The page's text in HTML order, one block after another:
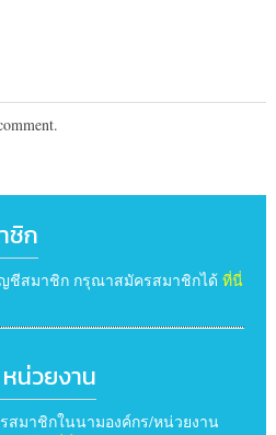
ชิก
ชีสมาชิก กรุณาสมัครสมาชิกได้ ที่นี่
น่วยงาน
สมาชิกในนามองค์กร/หน่วยงาน